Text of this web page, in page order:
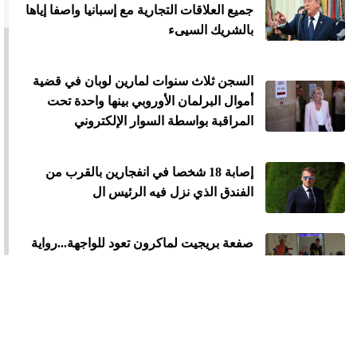
جميع العلاقات التجارية مع إسبانيا واصفا إياها
بالشريك السيىء
السجن ثلاث سنوات لمارين لوبان في قضية
أموال البرلمان الأوروبي بينها واحدة تحت
المراقبة بواسطة السوار الإلكتروني
إصابة 18 شخصا في انفجارين بالقرب من
الفندق الذي نزل فيه الرئيس ال
صفعة بريجيت لماكرون تعود للواجهة...رواية